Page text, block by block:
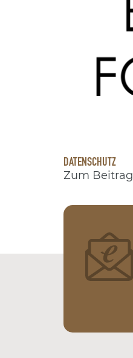
DATENSCHUTZ
Zum Beitrag